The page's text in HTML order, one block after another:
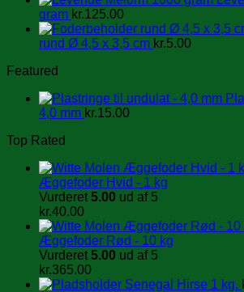
gram kr.125.00
rund Ø 4,5 x 3,5 cm kr.5.00
Featured
4,0 mm kr.15.00
Top Rated
Æggefoder Hvid - 1 kg
Vurderet 5.00 ud af 5
kr.40.00
Æggefoder Rød - 10 kg
Vurderet 5.00 ud af 5
kr.365.00
Senegal Hirse 1 kg.